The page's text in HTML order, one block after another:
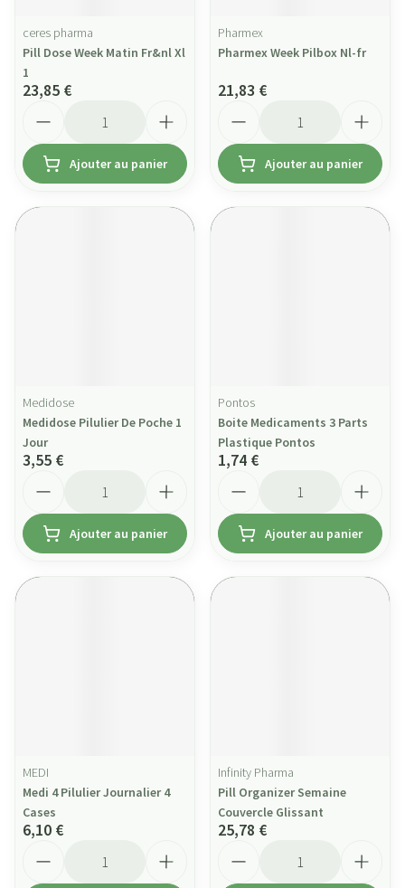
ceres pharma
Pill Dose Week Matin Fr&nl Xl
1
23,85 €
Ajouter au panier
Pharmex
Pharmex Week Pilbox Nl-fr
21,83 €
Ajouter au panier
Medidose
Medidose Pilulier De Poche 1
Jour
3,55 €
Ajouter au panier
Pontos
Boite Medicaments 3 Parts
Plastique Pontos
1,74 €
Ajouter au panier
MEDI
Medi 4 Pilulier Journalier 4
Cases
6,10 €
Infinity Pharma
Pill Organizer Semaine
Couvercle Glissant
25,78 €